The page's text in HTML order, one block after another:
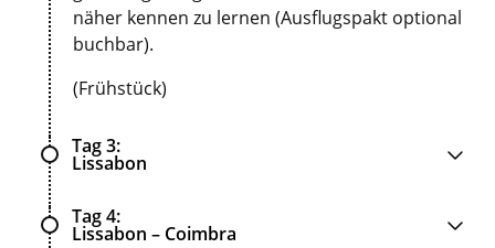
näher kennen zu lernen (Ausflugspakt optional
buchbar).
(Frühstück)
Tag 3
Lissabon
Tag 4
Lissabon – Coimbra